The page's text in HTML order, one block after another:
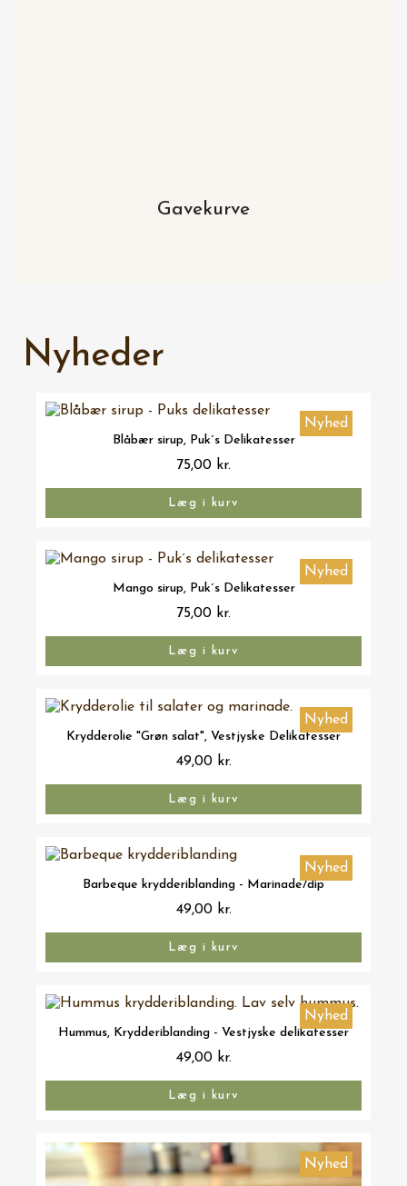
Gavekurve
Nyheder
Vis her
Nyhed
Blåbær sirup, Puk´s Delikatesser
75,00 kr.
Læg i kurv
Vis her
Nyhed
Mango sirup, Puk´s Delikatesser
75,00 kr.
Læg i kurv
Vis her
Nyhed
Krydderolie "Grøn salat", Vestjyske Delikatesser
49,00 kr.
Læg i kurv
Vis her
Nyhed
Barbeque krydderiblanding - Marinade/dip
49,00 kr.
Læg i kurv
Vis her
Nyhed
Hummus, Krydderiblanding - Vestjyske delikatesser
49,00 kr.
Læg i kurv
Nyhed